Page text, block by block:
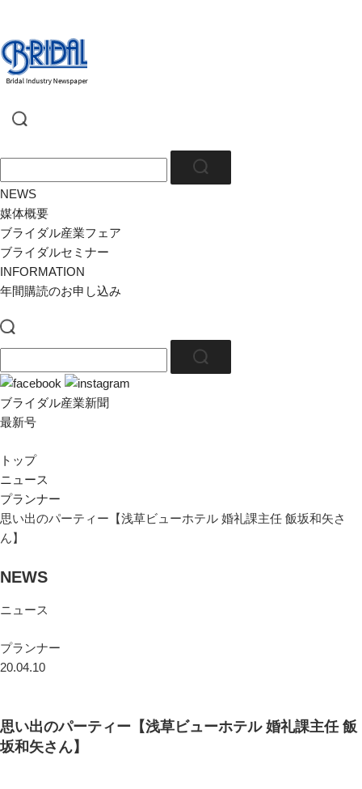
NEWS
媒体概要
ブライダル産業フェア
ブライダルセミナー
INFORMATION
年間購読のお申し込み
ブライダル産業新聞
最新号
トップ
ニュース
プランナー
思い出のパーティー【浅草ビューホテル 婚礼課主任 飯坂和矢さ
ん】
NEWS
ニュース
プランナー
20.04.10
思い出のパーティー【浅草ビューホテル 婚礼課主任 飯
坂和矢さん】